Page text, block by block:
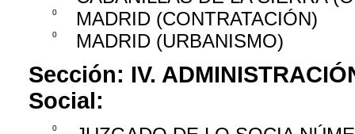
0 MADRID (CONTRATACIÓN)
0 MADRID (URBANISMO)
Sección: IV.
Social:
0